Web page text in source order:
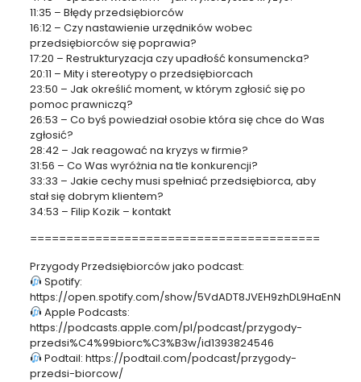
11:35 – Błędy przedsiębiorców
16:12 – Czy nastawienie urzędników wobec
przedsiębiorców się poprawia?
17:20 – Restrukturyzacja czy upadłość konsumencka?
20:11 – Mity i stereotypy o przedsiębiorcach
23:50 – Jak określić moment, w którym zgłosić się po
pomoc prawniczą?
26:53 – Co byś powiedział osobie która się chce do Was
zgłosić?
28:42 – Jak reagować na kryzys w firmie?
31:56 – Co Was wyróżnia na tle konkurencji?
33:33 – Jakie cechy musi spełniać przedsiębiorca, aby
stał się dobrym klientem?
34:53 – Filip Kozik – kontakt
========================================
Przygody Przedsiębiorców jako podcast:
Spotify:
https://open.spotify.com/show/5VdADT8JVEH9zhDL9HaEnN
Apple Podcasts:
https://podcasts.apple.com/pl/podcast/przygody-
przedsi%C4%99biorc%C3%B3w/id1393824546
Podtail: https://podtail.com/podcast/przygody-
przedsi-biorcow/